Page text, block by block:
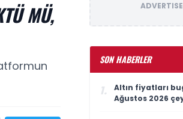
MÜ,
SON HABERLER
1.
Altın fiyatları
Ağustos 2026